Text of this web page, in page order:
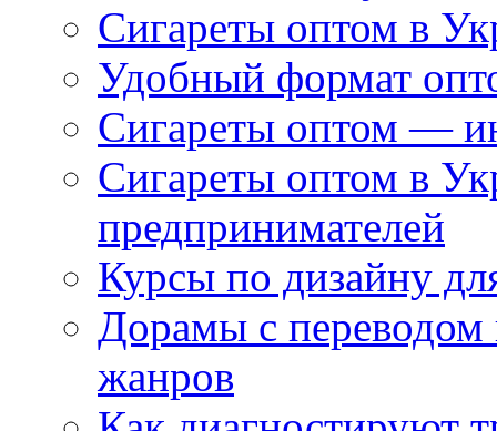
Сигареты оптом в
Удобный формат
Сигареты оптом —
Сигареты оптом в
предпринимателей
Курсы по дизайну
Дорамы с переводом
жанров